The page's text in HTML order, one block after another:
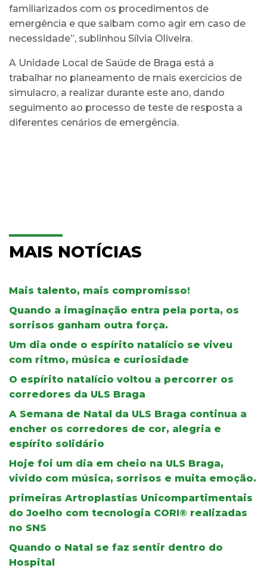
familiarizados com os procedimentos de
emergência e que saibam como agir em caso de
necessidade”, sublinhou Sílvia Oliveira.
A Unidade Local de Saúde de Braga está a
trabalhar no planeamento de mais exercícios de
simulacro, a realizar durante este ano, dando
seguimento ao processo de teste de resposta a
diferentes cenários de emergência.
MAIS NOTÍCIAS
Mais talento, mais compromisso!
Quando a imaginação entra pela porta, os
sorrisos ganham outra força.
Um dia onde o espírito natalício se viveu
com ritmo, música e curiosidade
O espírito natalício voltou a percorrer os
corredores da ULS Braga
A Semana de Natal da ULS Braga continua a
encher os corredores de cor, alegria e
espírito solidário
Hoje foi um dia em cheio na ULS Braga,
vivido com música, sorrisos e muita emoção.
primeiras Artroplastias Unicompartimentais
do Joelho com tecnologia CORI® realizadas
no SNS
Quando o Natal se faz sentir dentro do
Hospital